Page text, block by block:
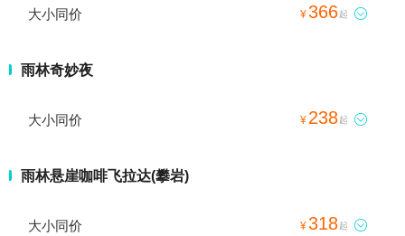
大小同价 ¥366起 
雨林奇妙夜
大小同价 ¥ 238起 
雨林悬崖咖啡飞拉达(攀岩)
大小同价 ¥318起 